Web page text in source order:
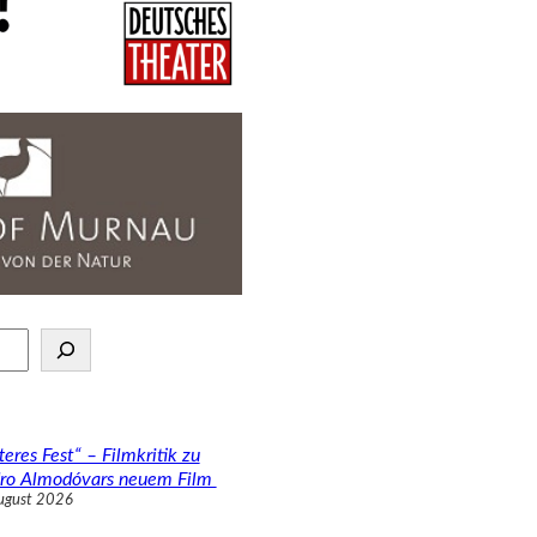
Fest“ – Filmkritik zu
Almodóvars neuem Film
2026